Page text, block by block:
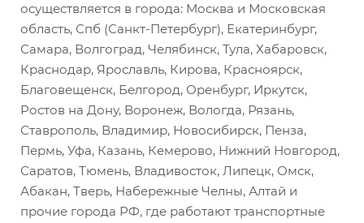
осуществляется в города: Москва и Московская
область, Спб (Санкт-Петербург), Екатеринбург,
Самара, Волгоград, Челябинск, Тула, Хабаровск,
Краснодар, Ярославль, Кирова, Красноярск,
Благовещенск, Белгород, Оренбург, Иркутск,
Ростов на Дону, Воронеж, Вологда, Рязань,
Ставрополь, Владимир, Новосибирск, Пенза,
Пермь, Уфа, Казань, Кемерово, Нижний Новгород,
Саратов, Тюмень, Владивосток, Липецк, Омск,
Абакан, Тверь, Набережные Челны, Алтай и
прочие города РФ, где работают транспортные